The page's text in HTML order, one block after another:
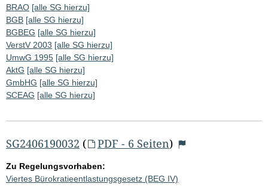
BRAO [alle SG hierzu]
BGB [alle SG hierzu]
BGBEG [alle SG hierzu]
VerstV 2003 [alle SG hierzu]
UmwG 1995 [alle SG hierzu]
AktG [alle SG hierzu]
GmbHG [alle SG hierzu]
SCEAG [alle SG hierzu]
SG2406190032 ( PDF - 6 Seiten)
Zu Regelungsvorhaben:
Viertes Bürokratieentlastungsgesetz (BEG IV)